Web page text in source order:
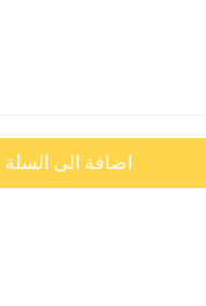
اضافة الى السلة